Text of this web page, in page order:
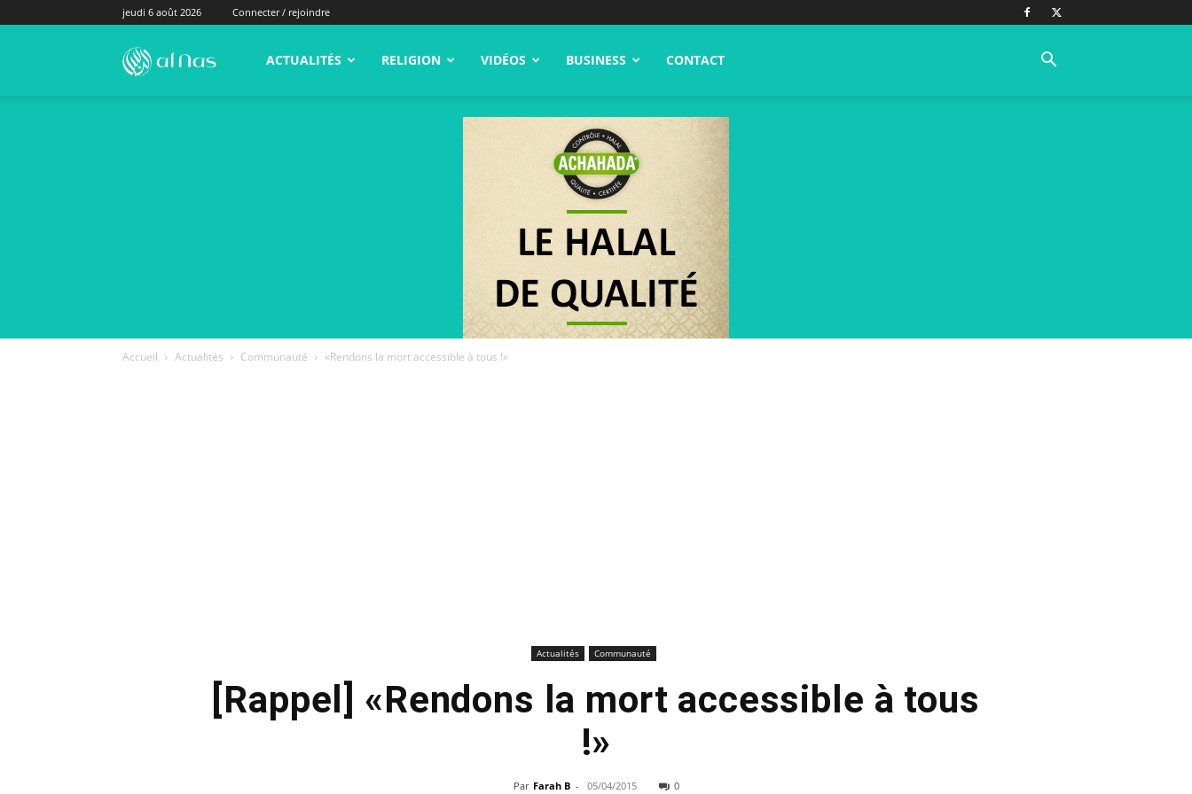
jeudi 6 août 2026 Connecter / rejoindre
alNas.fr ACTUALITÉS RELIGION VIDÉOS BUSINESS CONTACT
Accueil Actualités Communauté «Rendons la mort accessible à tous !»
Actualités Communauté
[Rappel] «Rendons la mort accessible à tous
!»
Par Farah B - 05/04/2015 0